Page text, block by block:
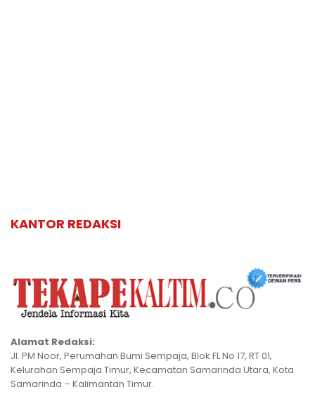
KANTOR REDAKSI
Alamat Redaksi:
Jl. PM Noor, Perumahan Bumi Sempaja, Blok FL No 17, RT 01,
Kelurahan Sempaja Timur, Kecamatan Samarinda Utara, Kota
Samarinda – Kalimantan Timur.